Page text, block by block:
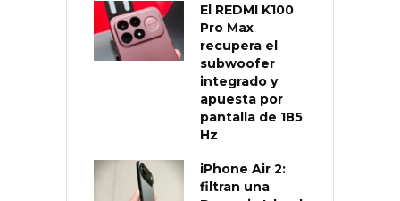
El REDMI K100
Pro Max
recupera el
subwoofer
integrado y
apuesta por
pantalla de 185
Hz
iPhone Air 2:
filtran una